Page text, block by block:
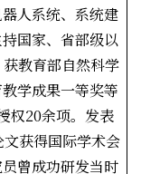
人系统、系统建
国家、省部级以
教育部自然科学
学成果一等奖等
权20余项。发表
获得国际学术会
曾成功研发当时